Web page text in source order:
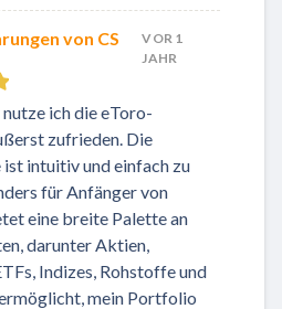
von CS
VOR 1
JAHR
ich die eToro-
zufrieden. Die
intuitiv und einfach zu
für Anfänger von
eine breite Palette an
darunter Aktien,
Indizes, Rohstoffe und
mein Portfolio